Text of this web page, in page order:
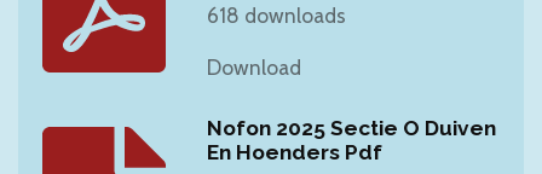
618 downloads
Download
Nofon 2025 Sectie O Duiven
En Hoenders Pdf